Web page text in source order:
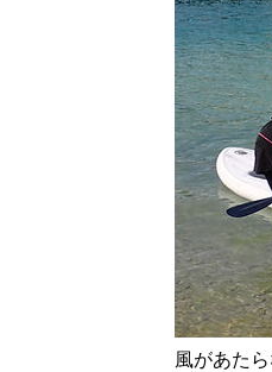
風があた